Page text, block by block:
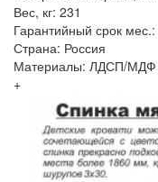
Вес, кг: 231
Гарантийный срок
Страна: Россия
Материалы: ЛДСП/МДФ
+